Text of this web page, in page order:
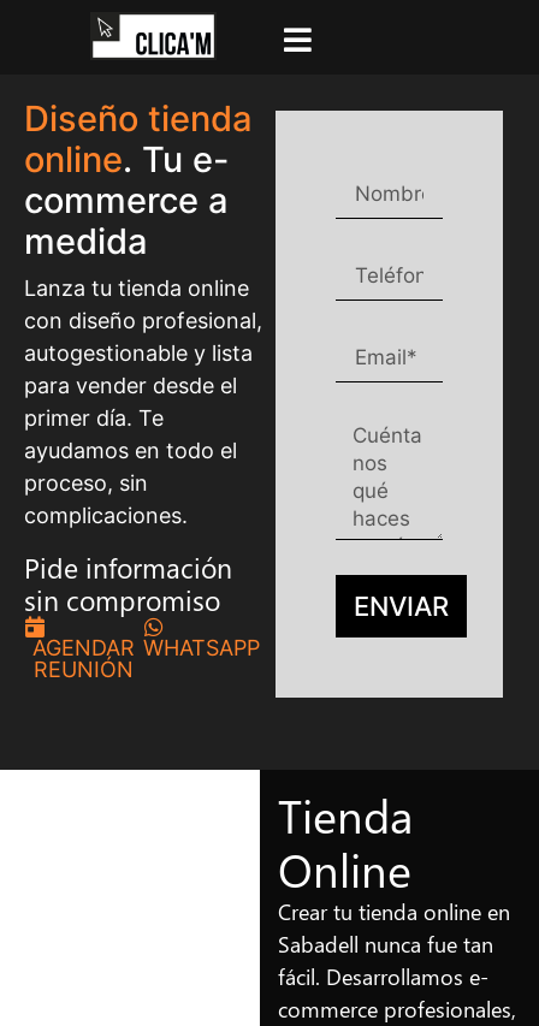
Diseño tienda
online. Tu e-
commerce a
medida
Lanza tu tienda online
con diseño profesional,
autogestionable y lista
para vender desde el
primer día. Te
ayudamos en todo el
proceso, sin
complicaciones.
Pide información
sin compromiso
AGENDAR
REUNIÓN
WHATSAPP
ENVIAR
Tienda
Online
Crear tu tienda online en
Sabadell nunca fue tan
fácil. Desarrollamos e-
commerce profesionales,